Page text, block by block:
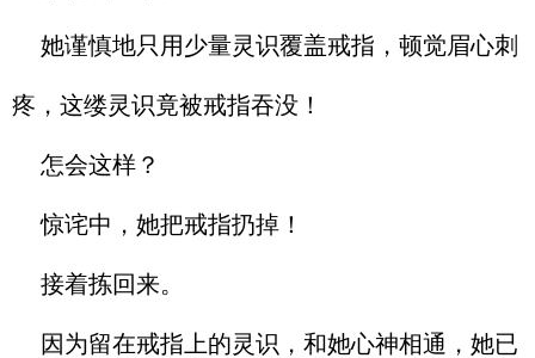
她谨慎地只用少量灵识覆盖戒指，顿觉眉心刺
疼，这缕灵识竟被戒指吞没！
怎会这样？
惊诧中，她把戒指扔掉！
接着拣回来。
因为留在戒指上的灵识，和她心神相通，她已